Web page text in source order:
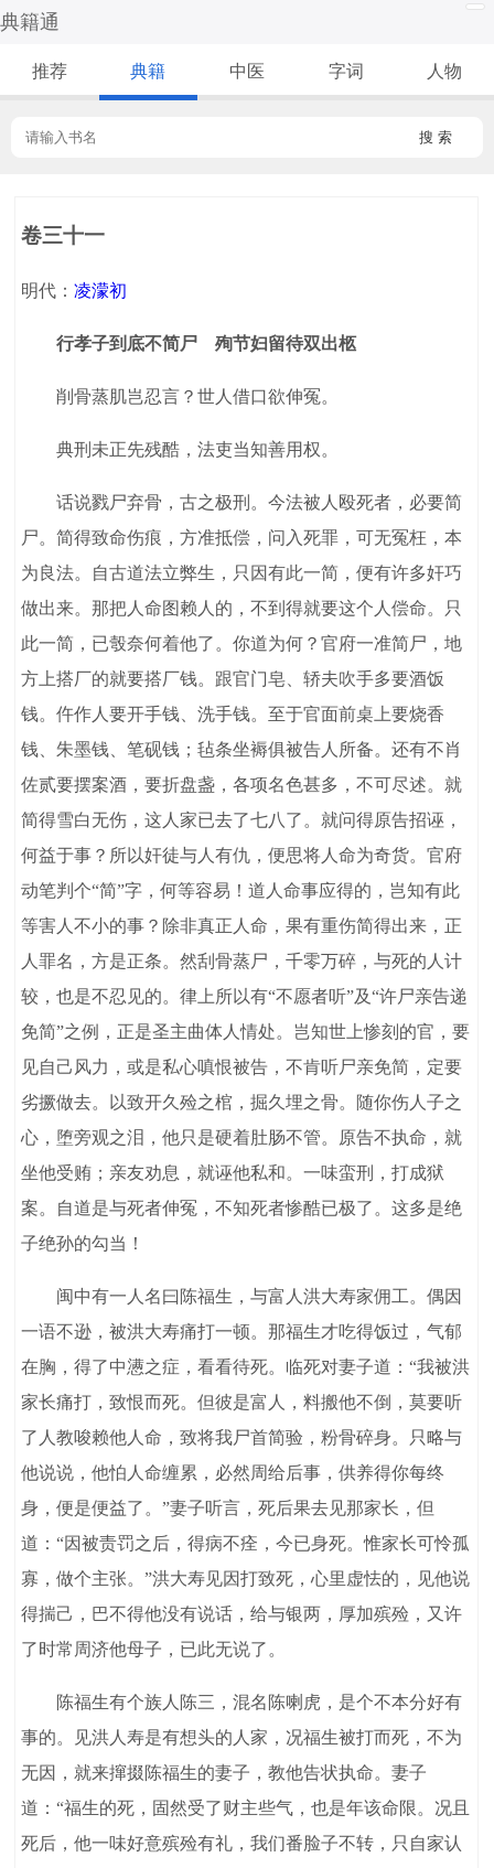
典籍通
推荐 典籍 中医 字词 人物
搜 索
卷三十一
明代：凌濛初
行孝子到底不简尸 殉节妇留待双出柩
削骨蒸肌岂忍言？世人借口欲伸冤。
典刑未正先残酷，法吏当知善用权。
话说戮尸弃骨，古之极刑。今法被人殴死者，必要简
尸。简得致命伤痕，方准抵偿，问入死罪，可无冤枉，本
为良法。自古道法立弊生，只因有此一简，便有许多奸巧
做出来。那把人命图赖人的，不到得就要这个人偿命。只
此一简，已彀奈何着他了。你道为何？官府一准简尸，地
方上搭厂的就要搭厂钱。跟官门皂、轿夫吹手多要酒饭
钱。仵作人要开手钱、洗手钱。至于官面前桌上要烧香
钱、朱墨钱、笔砚钱；毡条坐褥俱被告人所备。还有不肖
佐贰要摆案酒，要折盘盏，各项名色甚多，不可尽述。就
简得雪白无伤，这人家已去了七八了。就问得原告招诬，
何益于事？所以奸徒与人有仇，便思将人命为奇货。官府
动笔判个“简”字，何等容易！道人命事应得的，岂知有此
等害人不小的事？除非真正人命，果有重伤简得出来，正
人罪名，方是正条。然刮骨蒸尸，千零万碎，与死的人计
较，也是不忍见的。律上所以有“不愿者听”及“许尸亲告递
免简”之例，正是圣主曲体人情处。岂知世上惨刻的官，要
见自己风力，或是私心嗔恨被告，不肯听尸亲免简，定要
劣撅做去。以致开久殓之棺，掘久埋之骨。随你伤人子之
心，堕旁观之泪，他只是硬着肚肠不管。原告不执命，就
坐他受贿；亲友劝息，就诬他私和。一味蛮刑，打成狱
案。自道是与死者伸冤，不知死者惨酷已极了。这多是绝
子绝孙的勾当！
闽中有一人名曰陈福生，与富人洪大寿家佣工。偶因
一语不逊，被洪大寿痛打一顿。那福生才吃得饭过，气郁
在胸，得了中懑之症，看看待死。临死对妻子道：“我被洪
家长痛打，致恨而死。但彼是富人，料搬他不倒，莫要听
了人教唆赖他人命，致将我尸首简验，粉骨碎身。只略与
他说说，他怕人命缠累，必然周给后事，供养得你每终
身，便是便益了。”妻子听言，死后果去见那家长，但
道：“因被责罚之后，得病不痊，今已身死。惟家长可怜孤
寡，做个主张。”洪大寿见因打致死，心里虚怯的，见他说
得揣己，巴不得他没有说话，给与银两，厚加殡殓，又许
了时常周济他母子，已此无说了。
陈福生有个族人陈三，混名陈喇虎，是个不本分好有
事的。见洪人寿是有想头的人家，况福生被打而死，不为
无因，就来撺掇陈福生的妻子，教他告状执命。妻子
道：“福生的死，固然受了财主些气，也是年该命限。况且
死后，他一味好意殡殓有礼，我们番脸子不转，只自家认